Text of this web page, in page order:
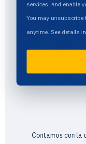
services, and enable
You may
anytime. See details
Contamos con la